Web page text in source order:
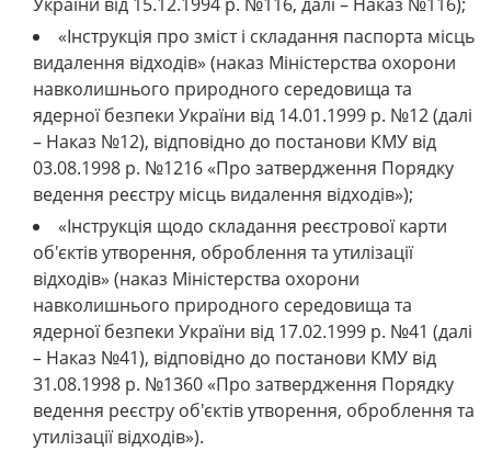
«Інструкція про зміст і складання паспорта місць
видалення відходів» (наказ Міністерства охорони
навколишнього природного середовища та
ядерної безпеки України від 14.01.1999 р. №12 (далі
– Наказ №12), відповідно до постанови КМУ від
03.08.1998 р. №1216 «Про затвердження Порядку
ведення реєстру місць видалення відходів»);
«Інструкція щодо складання реєстрової карти
об'єктів утворення, оброблення та утилізації
відходів» (наказ Міністерства охорони
навколишнього природного середовища та
ядерної безпеки України від 17.02.1999 р. №41 (далі
– Наказ №41), відповідно до постанови КМУ від
31.08.1998 р. №1360 «Про затвердження Порядку
ведення реєстру об'єктів утворення, оброблення та
утилізації відходів»).